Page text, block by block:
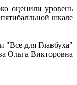
оценили уровень
шкале
"Все для Главбуха"
Ольга Викторовна